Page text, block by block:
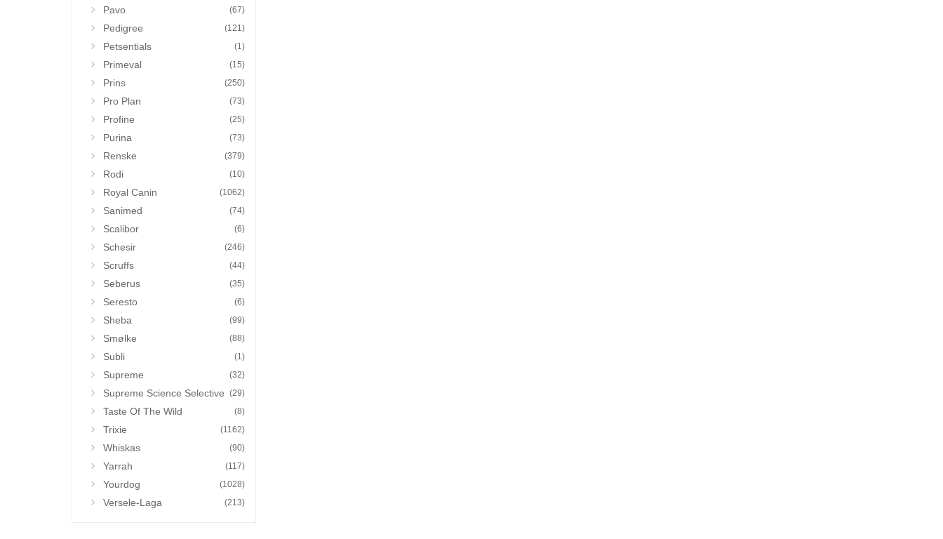
Pavo (67)
Pedigree (121)
Petsentials (1)
Primeval (15)
Prins (250)
Pro Plan (73)
Profine (25)
Purina (73)
Renske (379)
Rodi (10)
Royal Canin (1062)
Sanimed (74)
Scalibor (6)
Schesir (246)
Scruffs (44)
Seberus (35)
Seresto (6)
Sheba (99)
Smølke (88)
Subli (1)
Supreme (32)
Supreme Science Selective (29)
Taste Of The Wild (8)
Trixie (1162)
Whiskas (90)
Yarrah (117)
Yourdog (1028)
Versele-Laga (213)